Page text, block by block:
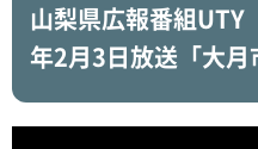
山梨県広報番組UTY
年2月3日放送「大月